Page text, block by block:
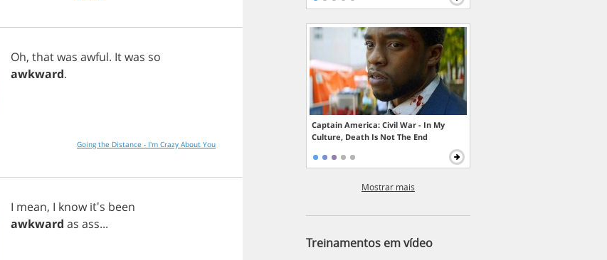
Oh, thatwas awful. Itwas so
awkward.
Going the Distance - I'm Crazy About You
I mean, I know it's been
awkward as ass...
Captain America: Civil War - In My
Culture, Death Is Not The End
Mostrar mais
Treinamentos em vídeo